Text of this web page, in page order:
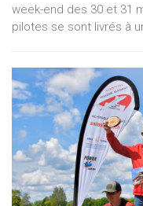
week-end des 30 et 31
pilotes se sont livrés à